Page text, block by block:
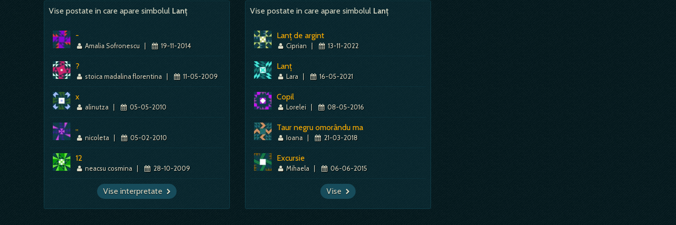
Mai mult despre acest simbol: Dictionar de vise ~ Blocat
Vise postate in care apare simbolul Lanț
-
Amalia Sofronescu | 19-11-2014
?
stoica madalina florentina | 11-05-2009
x
alinutza | 05-05-2010
,,
nicoleta | 05-02-2010
12
neacsu cosmina | 28-10-2009
Vise interpretate
Vise postate in care apare simbolul Lanț
Lanț de argint
Ciprian | 13-11-2022
Lanț
Lara | 16-05-2021
Copil
Lorelei | 08-05-2016
Taur negru omorându ma
Ioana | 21-03-2018
Excursie
Mihaela | 06-06-2015
Vise